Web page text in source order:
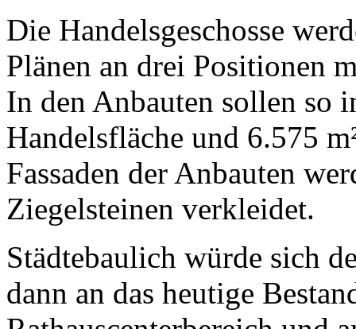
Die Handelsgeschosse
Plänen an drei Positionen
In den Anbauten sollen so
Handelsfläche und 6.575
Fassaden der Anbauten
Ziegelsteinen verkleidet.
Städtebaulich würde sich
dann an das heutige